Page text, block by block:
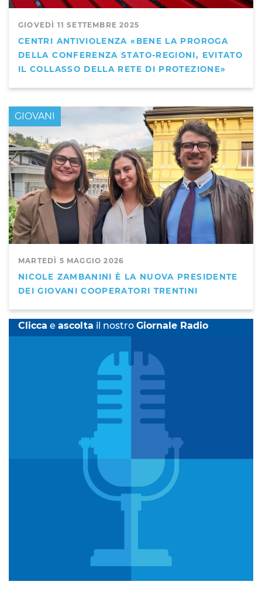
GIOVEDÌ 11 SETTEMBRE 2025
CENTRI ANTIVIOLENZA «BENE LA PROROGA
DELLA CONFERENZA STATO-REGIONI, EVITATO
IL COLLASSO DELLA RETE DI PROTEZIONE»
MARTEDÌ 5 MAGGIO 2026
NICOLE ZAMBANINI È LA NUOVA PRESIDENTE
DEI GIOVANI COOPERATORI TRENTINI
GIOVANI
Clicca e ascolta il nostro Giornale Radio